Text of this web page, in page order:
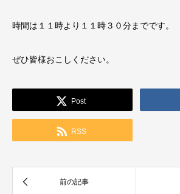
時間は１１時より１１時３０分までです。
ぜひ皆様おこしください。
Post
RSS